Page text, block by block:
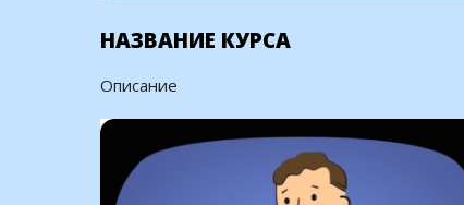
НАЗВАНИЕ КУРСА
Описание